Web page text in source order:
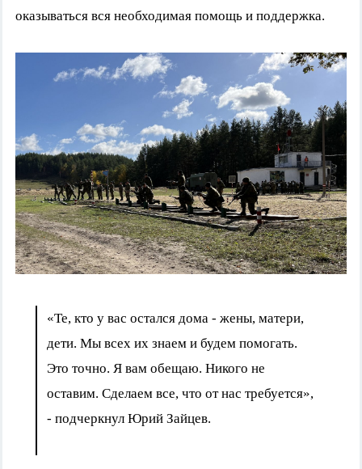
оказываться вся необходимая помощь и поддержка.
«Те, кто у вас остался дома - жены, матери,
дети. Мы всех их знаем и будем помогать.
Это точно. Я вам обещаю. Никого не
оставим. Сделаем все, что от нас требуется»,
- подчеркнул Юрий Зайцев.